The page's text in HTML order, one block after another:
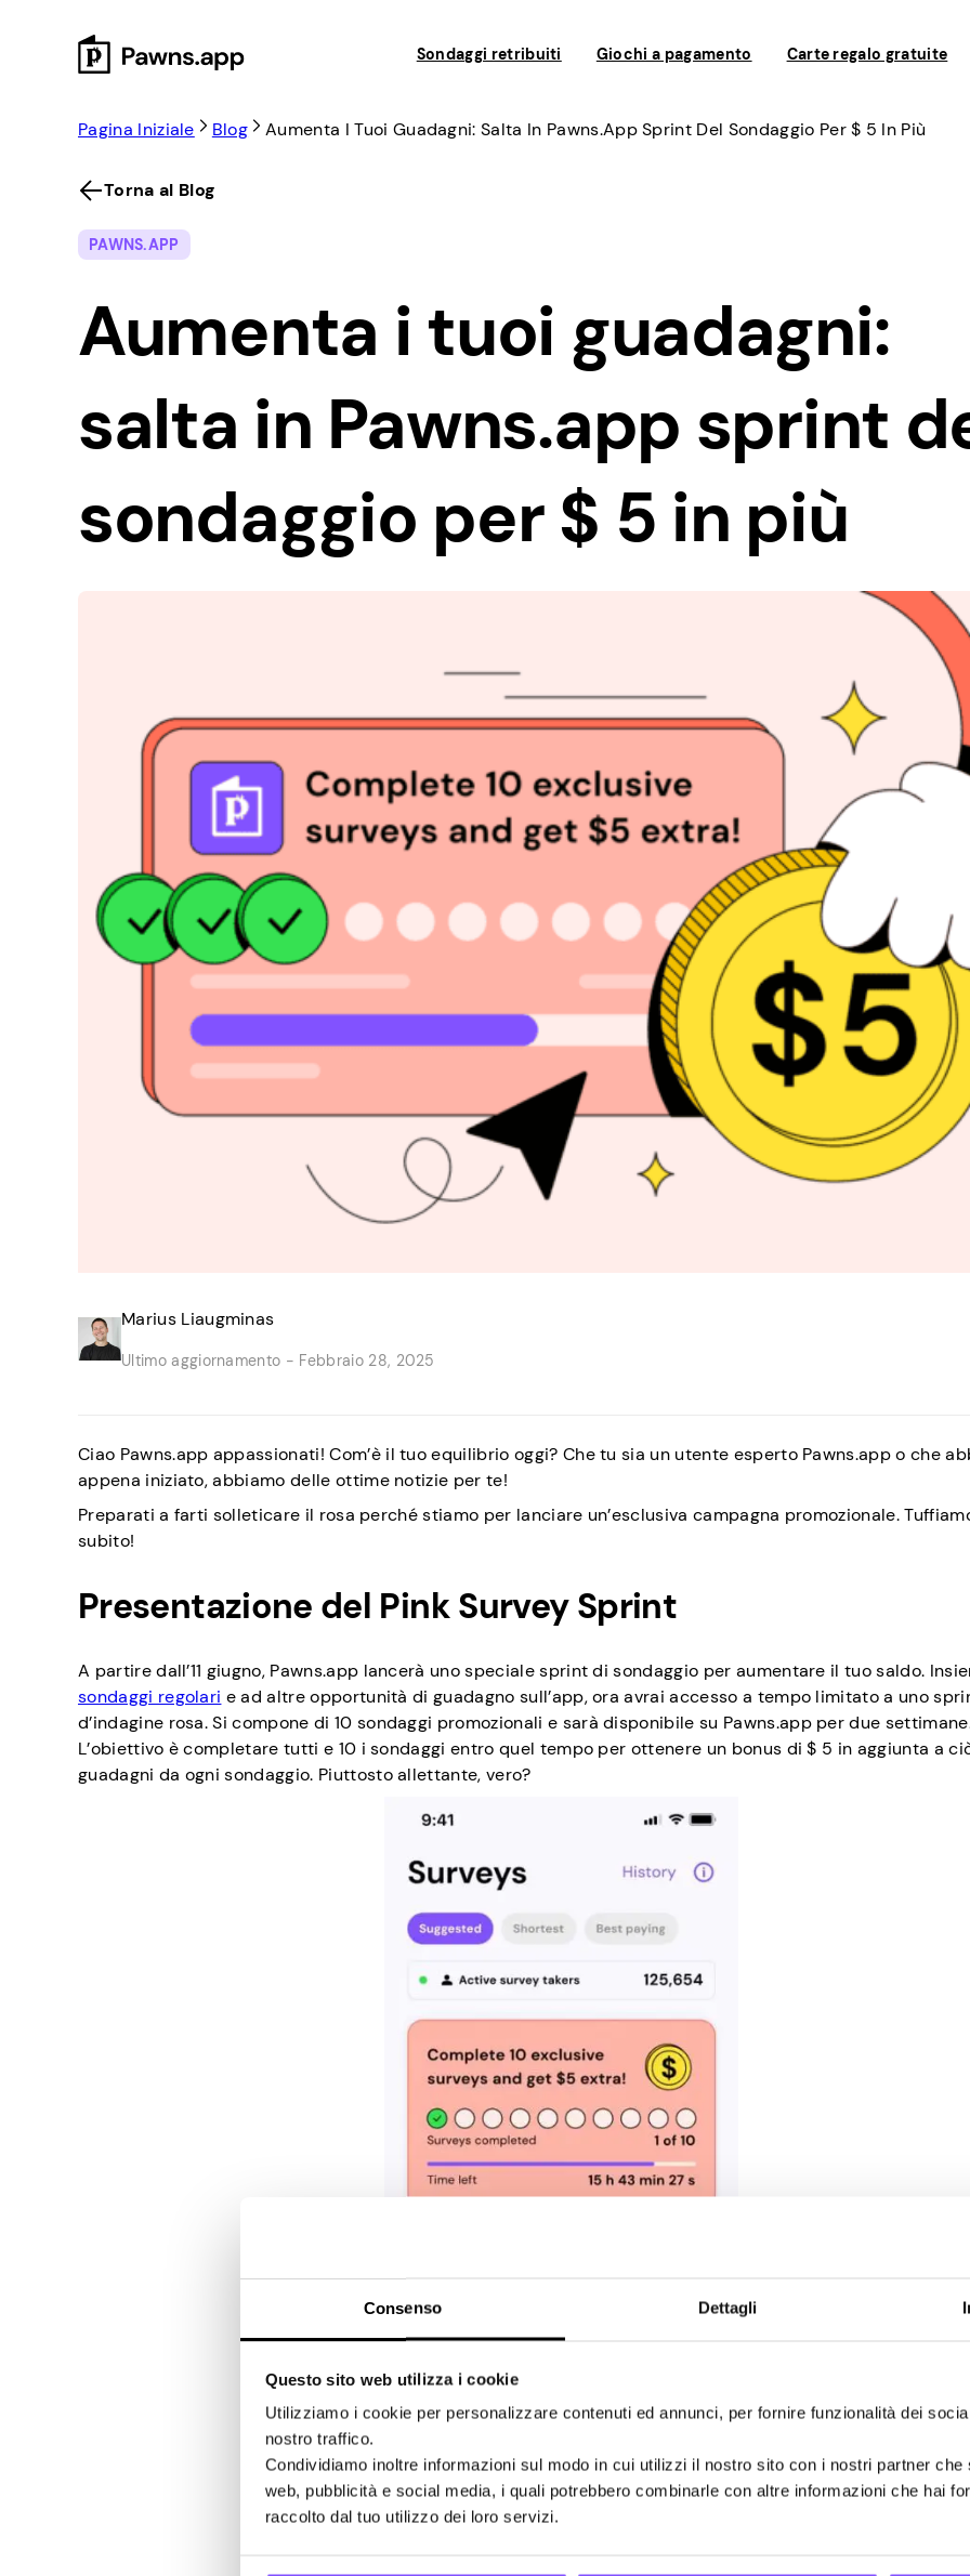
Consenso Dettagli
Questo sito web utilizza i cookie
Utilizziamo i cookie per personalizzare contenuti ed annunci, per fornire funzionalità dei
nostro traffico.
Condividiamo inoltre informazioni sul modo in cui utilizzi il nostro sito con i nostri partner
web, pubblicità e social media, i quali potrebbero combinarle con altre informazioni che hai
raccolto dal tuo utilizzo dei loro servizi.
Sondaggi retribuiti Giochi a pagamento Carte regalo gratuite
Pagina Iniziale Blog Aumenta I Tuoi Guadagni: Salta In Pawns.app Sprint Del Sondaggio Per $ 5 In Più
Torna al Blog
PAWNS.APP
Aumenta i tuoi guadagni:
salta in Pawns.app sprint
sondaggio per $ 5 in più
Marius Liaugminas
Ultimo aggiornamento - Febbraio 28, 2025
Ciao Pawns.app appassionati! Com’è il tuo equilibrio oggi? Che tu sia un utente esperto Pawns.app o che
appena iniziato, abbiamo delle ottime notizie per te!
Preparati a farti solleticare il rosa perché stiamo per lanciare un’esclusiva campagna promozionale.
subito!
Presentazione del Pink Survey Sprint
A partire dall’11 giugno, Pawns.app lancerà uno speciale sprint di sondaggio per aumentare il tuo saldo.
sondaggi regolari e ad altre opportunità di guadagno sull’app, ora avrai accesso a tempo limitato a uno
d’indagine rosa. Si compone di 10 sondaggi promozionali e sarà disponibile su Pawns.app per due
L’obiettivo è completare tutti e 10 i sondaggi entro quel tempo per ottenere un bonus di $ 5 in aggiunta a
guadagni da ogni sondaggio. Piuttosto allettante, vero?